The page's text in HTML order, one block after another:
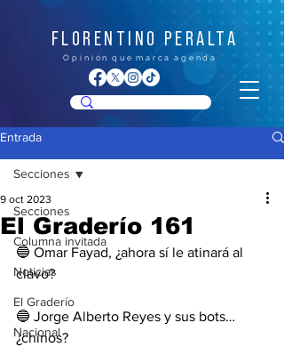
FLORENTINO PERALTA
O p i n i ó n q u e m a r c a a g e n d a
Entrada
Secciones
Columna invitada
Noticias
El Graderío
Nacional
Secciones
El Graderío 161
9 oct 2023
🔵 Omar Fayad, ¿ahora sí le atinará al
clavo?
🔵 Jorge Alberto Reyes y sus bots…
¿chinos?